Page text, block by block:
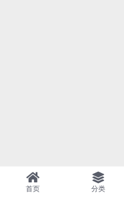
首页 分类